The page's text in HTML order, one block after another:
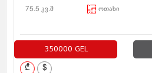
75.5 კვ.მ ოთახი
350000 GEL
₾ $